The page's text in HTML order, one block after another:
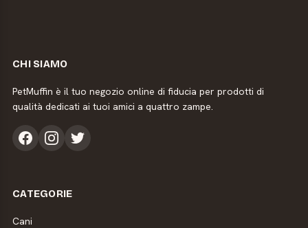
CHI SIAMO
PetMuffin è il tuo negozio online di fiducia per prodotti di
qualità dedicati ai tuoi amici a quattro zampe.
CATEGORIE
Cani